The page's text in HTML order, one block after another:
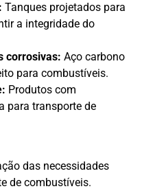
Tanques projetados para
a integridade do
corrosivas: Aço carbono
para combustíveis.
Produtos com
para transporte de
das necessidades
de combustíveis.